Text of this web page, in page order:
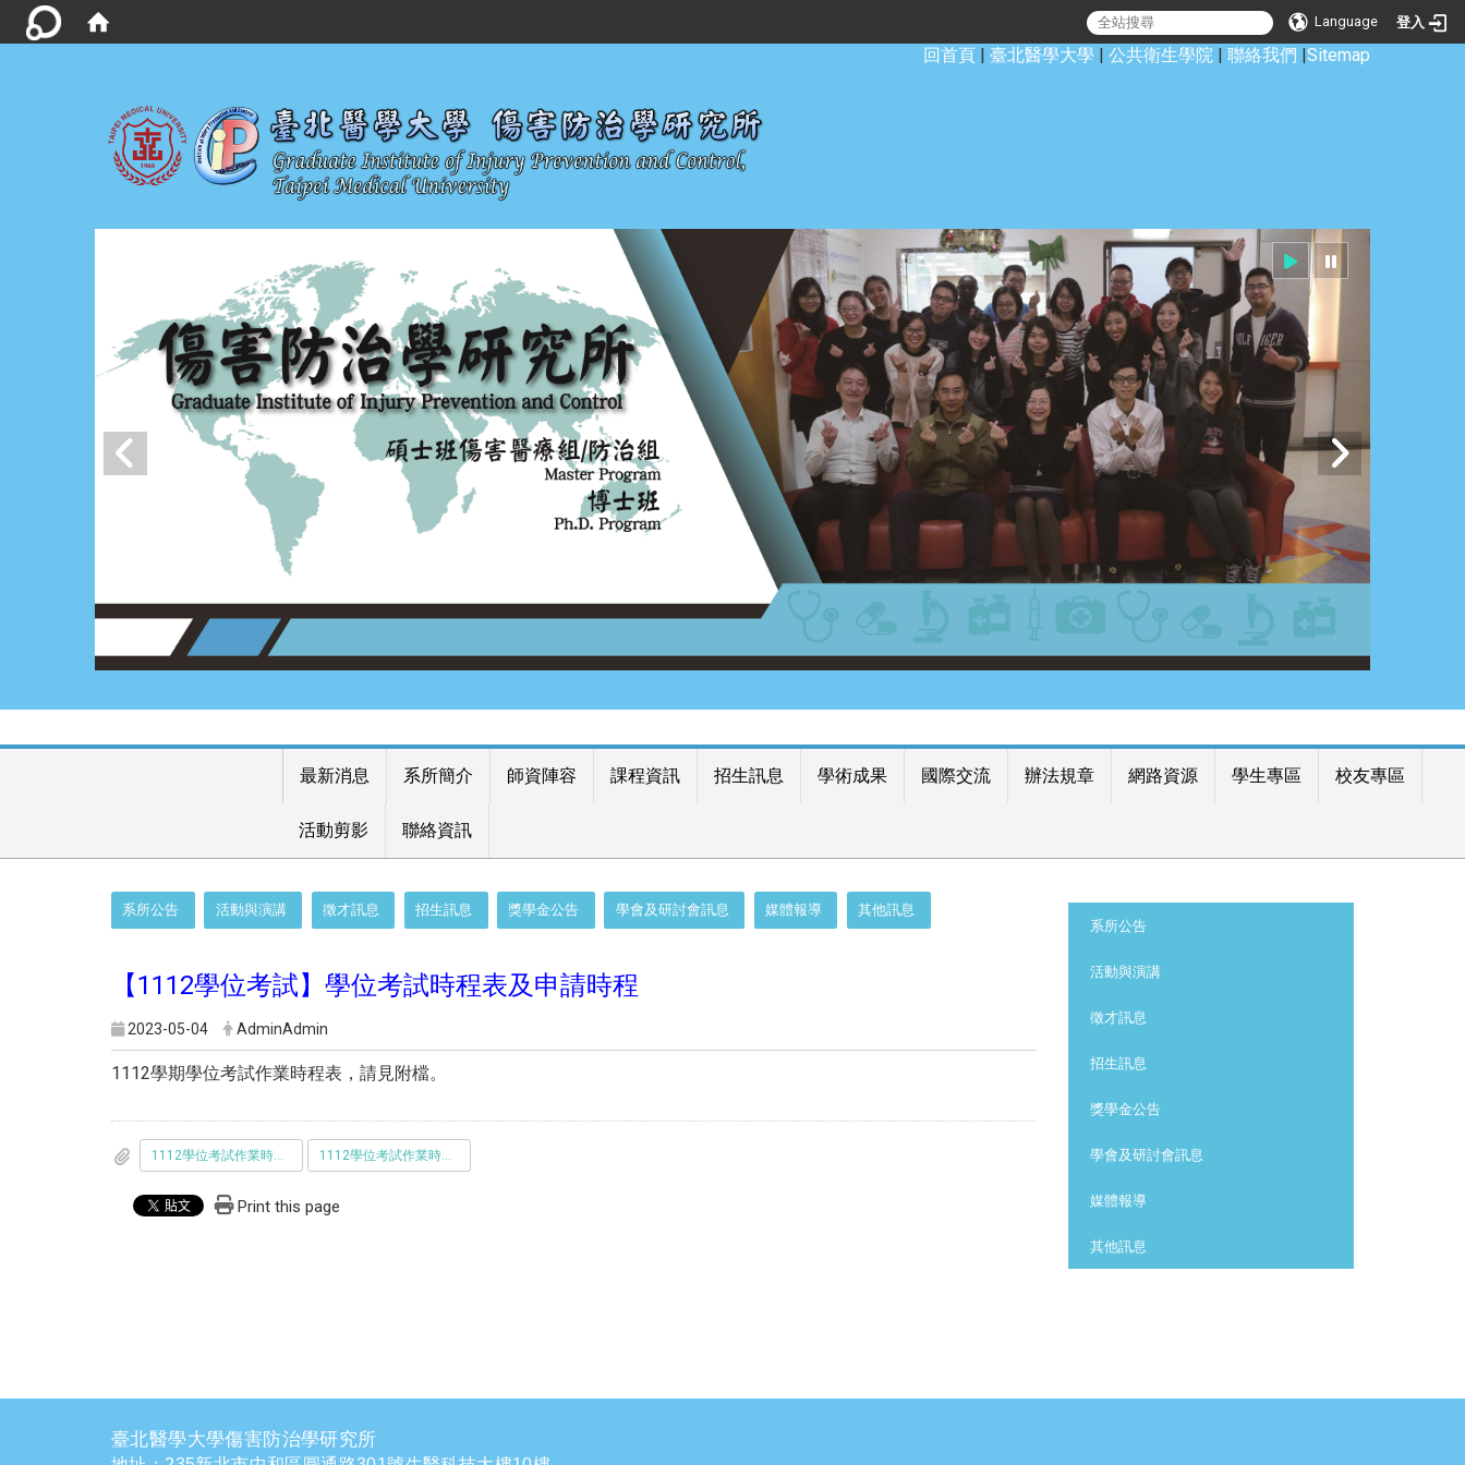
Language 登入
回首頁 | 臺北醫學大學 | 公共衛生學院 | 聯絡我們 |Sitemap
最新消息 系所簡介 師資陣容 課程資訊 招生訊息 學術成果 國際交流 辦法規章 網路資源 學生專區 校友專區
活動剪影 聯絡資訊
系所公告 活動與演講 徵才訊息 招生訊息 獎學金公告 學會及研討會訊息 媒體報導 其他訊息
【1112學位考試】學位考試時程表及申請時程
2023-05-04 AdminAdmin
1112學期學位考試作業時程表，請見附檔。
1112學位考試作業時程表_中文版_1120315.pdf 1112學位考試作業時程表_英文版_1120315.pdf
Print this page
系所公告
活動與演講
徵才訊息
招生訊息
獎學金公告
學會及研討會訊息
媒體報導
其他訊息
臺北醫學大學傷害防治學研究所